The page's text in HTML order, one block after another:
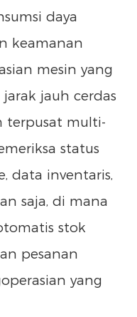
daya
keamanan
mesin yang
jauh cerdas
terpusat multi-
status
data inventaris,
saja, di mana
stok
pesanan
yang